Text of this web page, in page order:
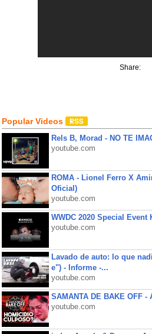
Share:
Popular Videos
Rels B, Morad - NO TE
youtube.com
ROMA - Lionel Ferro X
Oficial)
youtube.com
WWDC 2020 Special
youtube.com
Lavado de auto: lo que
e") - Informe -...
youtube.com
SAMANTA DE BAKE OFF -
youtube.com